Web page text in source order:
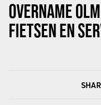
OVERNAME
FIETSEN EN